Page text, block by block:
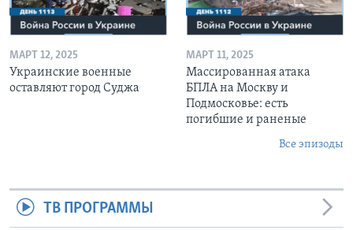
МАРТ 12, 2025
Украинские военные
оставляют город Суджа
МАРТ 11, 2025
Массированная атака
БПЛА на Москву и
Подмосковье: есть
погибшие и раненые
Все эпизоды
ТВ ПРОГРАММЫ